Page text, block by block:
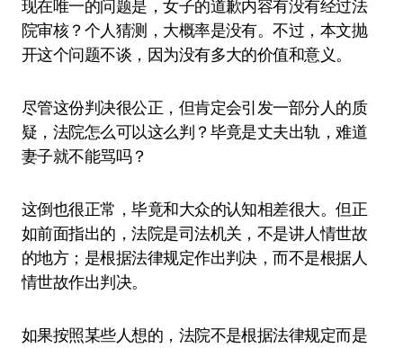
现在唯一的问题是，女子的道歉内容有没有经过法
院审核？个人猜测，大概率是没有。不过，本文抛
开这个问题不谈，因为没有多大的价值和意义。
尽管这份判决很公正，但肯定会引发一部分人的质
疑，法院怎么可以这么判？毕竟是丈夫出轨，难道
妻子就不能骂吗？
这倒也很正常，毕竟和大众的认知相差很大。但正
如前面指出的，法院是司法机关，不是讲人情世故
的地方；是根据法律规定作出判决，而不是根据人
情世故作出判决。
如果按照某些人想的，法院不是根据法律规定而是